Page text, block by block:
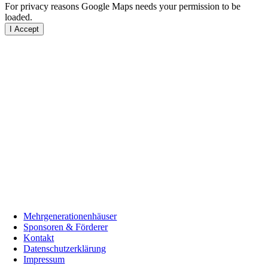
For privacy reasons Google Maps needs your permission to be
loaded.
I Accept
Mehrgenerationenhäuser
Sponsoren & Förderer
Kontakt
Datenschutzerklärung
Impressum